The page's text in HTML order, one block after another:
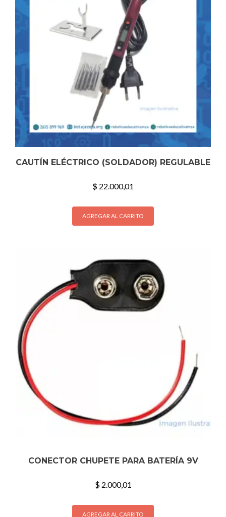
CAUTÍN ELÉCTRICO (SOLDADOR) REGULABLE
$ 22.000,01
AGREGAR AL CARRITO
CONECTOR CHUPETE PARA BATERÍA 9V
$2.000,01
AGREGAR AL CARRITO